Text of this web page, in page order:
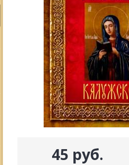
45 руб.